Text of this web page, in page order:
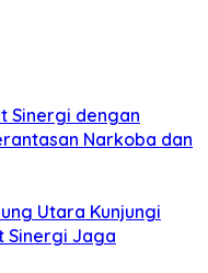
Sinergi dengan
Narkoba dan
Utara Kunjungi
Sinergi Jaga